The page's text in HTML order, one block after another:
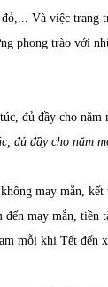
Và việc trang
phong trào với
đủ đầy cho năm
may mắn,
may mắn, tiền
mỗi khi Tết đến